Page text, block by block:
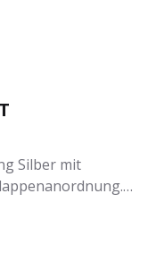
Silber mit
aus 925er